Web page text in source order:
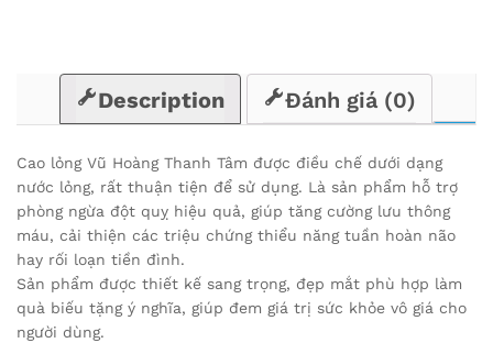
Description Đánh giá (0)
Cao lỏng Vũ Hoàng Thanh Tâm được điều chế dưới dạng
nước lỏng, rất thuận tiện để sử dụng. Là sản phẩm hỗ trợ
phòng ngừa đột quỵ hiệu quả, giúp tăng cường lưu thông
máu, cải thiện các triệu chứng thiểu năng tuần hoàn não
hay rối loạn tiền đình.
Sản phẩm được thiết kế sang trọng, đẹp mắt phù hợp làm
quà biếu tặng ý nghĩa, giúp đem giá trị sức khỏe vô giá cho
người dùng.